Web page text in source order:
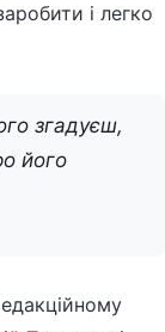
і легко
згадуєш,
його